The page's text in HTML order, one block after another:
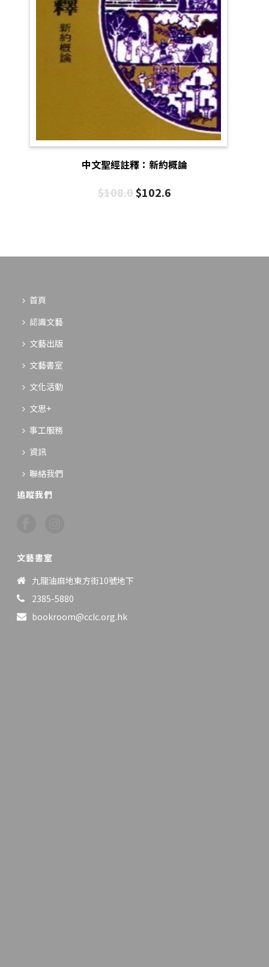
中文聖經註釋：新約概論
$108.0$102.6
首頁
認識文藝
文藝出版
文藝書室
文化活動
文思+
事工服務
資訊
聯絡我們
追蹤我們
文藝書室
九龍油麻地東方街10號地下
2385-5880
bookroom@cclc.org.hk